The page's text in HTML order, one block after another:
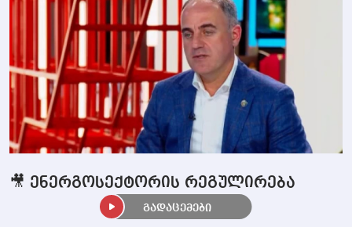
🎥 ენერგოსექტორის რეგულირება
გადაცემები